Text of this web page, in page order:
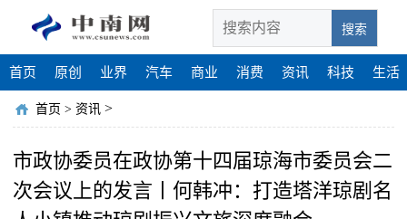
搜索
首页 原创 业界 汽车 商业 消费 资讯 科技 生活
首页 > 资讯 >
市政协委员在政协第十四届琼海市委员会二
次会议上的发言丨何韩冲：打造塔洋琼剧名